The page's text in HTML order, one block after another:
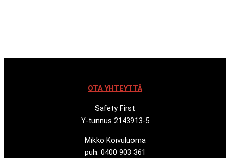
OTA YHTEYTTÄ
Safety First
Y-tunnus 2143913-5
Mikko Koivuluoma
puh. 0400 903 361